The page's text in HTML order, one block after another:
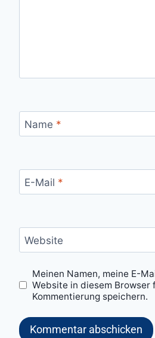
Name *
E-Mail *
Website
Meinen Namen, meine E-
Website in diesem Browser
Kommentierung speichern.